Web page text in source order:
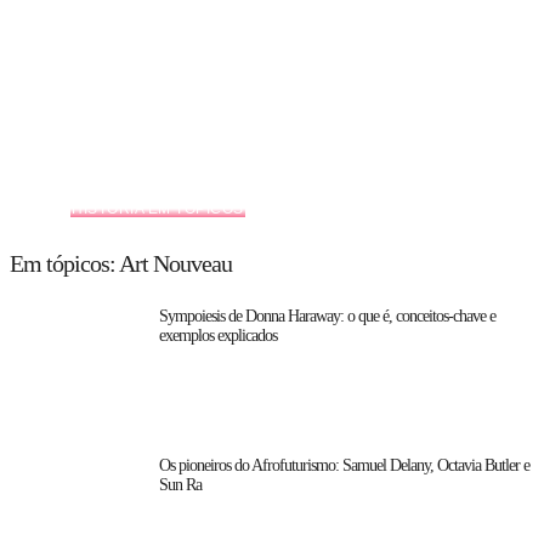
HISTÓRIA EM TÓPICOS
Em tópicos: Art Nouveau
Sympoiesis de Donna Haraway: o que é, conceitos-chave e
exemplos explicados
Os pioneiros do Afrofuturismo: Samuel Delany, Octavia Butler e
Sun Ra